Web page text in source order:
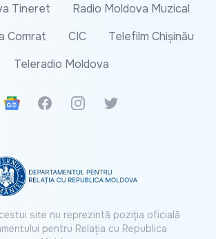
Tineret
Radio Moldova Muzical
Comrat
CIC
Telefilm Chișinău
Teleradio Moldova
Google News
FacebookInstagramTwitter
site nu reprezintă poziția oficială
pentru Relația cu Republica